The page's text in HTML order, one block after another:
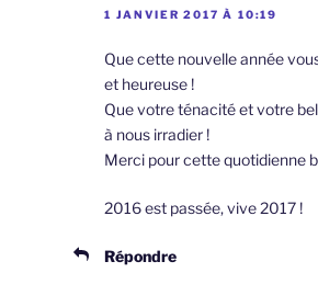
1 JANVIER 2017 À 10:19
Que cette nouvelle année
et heureuse !
Que votre ténacité et votre
à nous irradier !
Merci pour cette quotidienne
2016 est passée, vive 2017 !
Répondre